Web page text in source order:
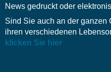
News gedruckt oder
Sind Sie auch an der ganzen
ihren verschiedenen
klicken Sie hier